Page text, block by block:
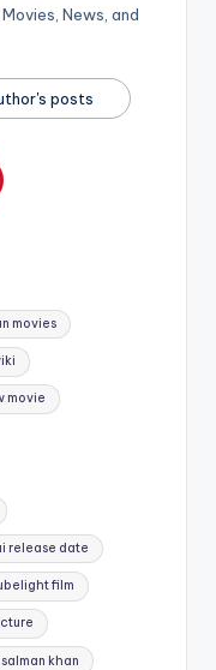
News, and
posts
movies
movie
release date
film
khan